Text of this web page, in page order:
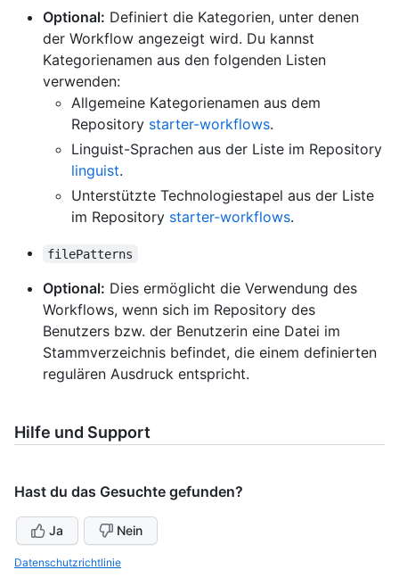
Optional: Definiert die Kategorien, unter denen
der Workflow angezeigt wird. Du kannst
Kategorienamen aus den folgenden Listen
verwenden:
Allgemeine Kategorienamen aus dem
Repository starter-workflows.
Linguist-Sprachen aus der Liste im Repository
linguist.
Unterstützte Technologiestapel aus der Liste
im Repository starter-workflows.
filePatterns
Optional: Dies ermöglicht die Verwendung des
Workflows, wenn sich im Repository des
Benutzers bzw. der Benutzerin eine Datei im
Stammverzeichnis befindet, die einem definierten
regulären Ausdruck entspricht.
Hilfe und Support
Hast du das Gesuchte gefunden?
Ja Nein
Datenschutzrichtlinie